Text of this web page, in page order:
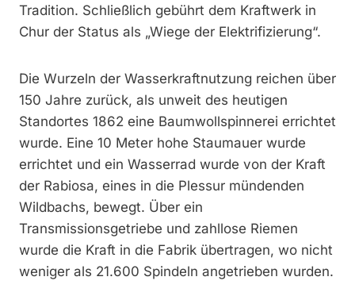
Tradition. Schließlich gebührt dem Kraftwerk in
Chur der Status als „Wiege der Elektrifizierung“.
Die Wurzeln der Wasserkraftnutzung reichen über
150 Jahre zurück, als unweit des heutigen
Standortes 1862 eine Baumwollspinnerei errichtet
wurde. Eine 10 Meter hohe Staumauer wurde
errichtet und ein Wasserrad wurde von der Kraft
der Rabiosa, eines in die Plessur mündenden
Wildbachs, bewegt. Über ein
Transmissionsgetriebe und zahllose Riemen
wurde die Kraft in die Fabrik übertragen, wo nicht
weniger als 21.600 Spindeln angetrieben wurden.